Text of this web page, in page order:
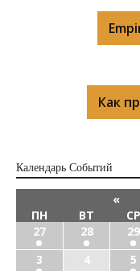
Как
Календарь Cобытий
«
ПН
ВТ СР
27
28 29
3
4 5